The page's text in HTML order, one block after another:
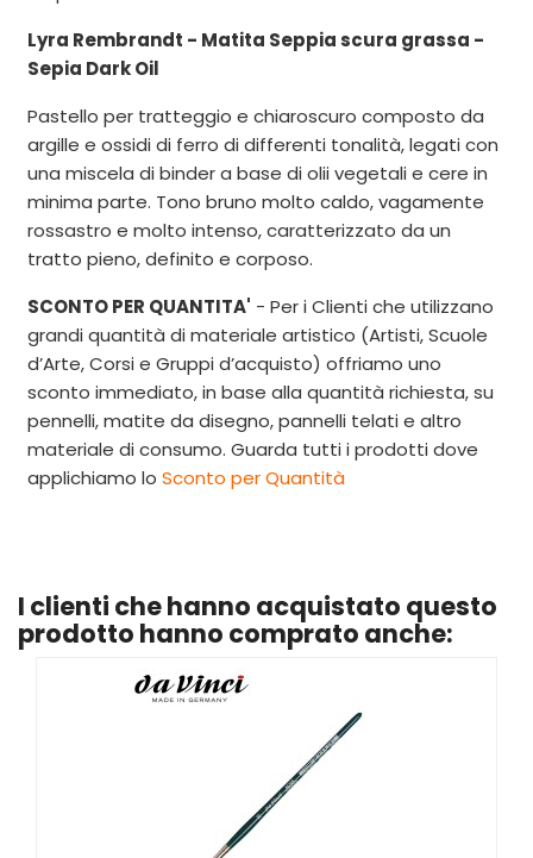
Lyra Rembrandt - Matita Seppia scura grassa -
Sepia Dark Oil
Pastello per tratteggio e chiaroscuro composto da
argille e ossidi di ferro di differenti tonalità, legati con
una miscela di binder a base di olii vegetali e cere in
minima parte. Tono bruno molto caldo, vagamente
rossastro e molto intenso, caratterizzato da un
tratto pieno, definito e corposo.
SCONTO PER QUANTITA' - Per i Clienti che utilizzano
grandi quantità di materiale artistico (Artisti, Scuole
d’Arte, Corsi e Gruppi d’acquisto) offriamo uno
sconto immediato, in base alla quantità richiesta, su
pennelli, matite da disegno, pannelli telati e altro
materiale di consumo. Guarda tutti i prodotti dove
applichiamo lo Sconto per Quantità
I clienti che hanno acquistato questo
prodotto hanno comprato anche: